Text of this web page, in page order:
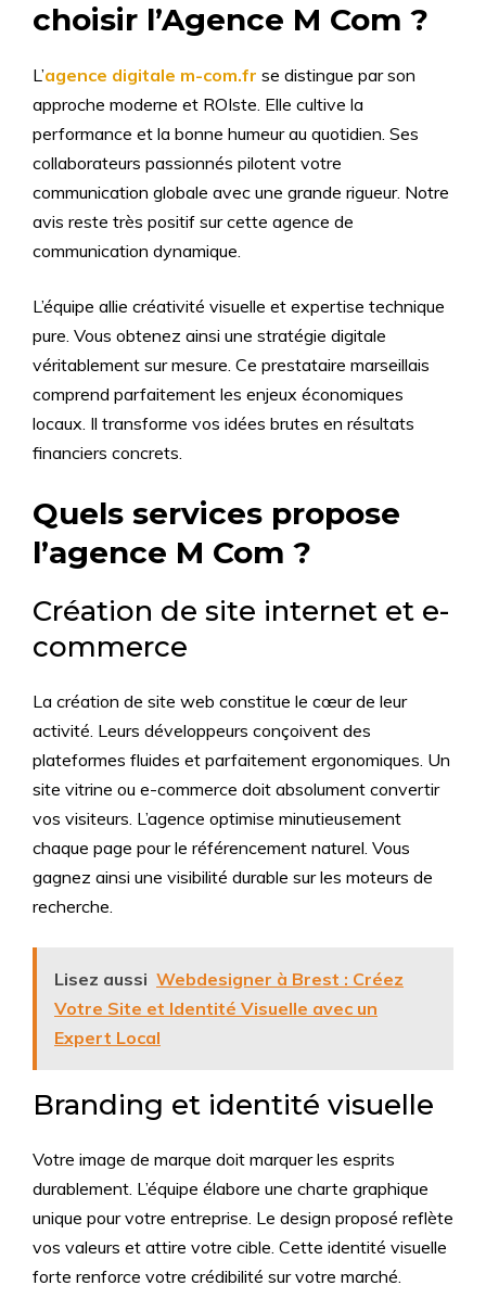
choisir l’Agence M Com ?
L’agence digitale m-com.fr se distingue par son
approche moderne et ROIste. Elle cultive la
performance et la bonne humeur au quotidien. Ses
collaborateurs passionnés pilotent votre
communication globale avec une grande rigueur. Notre
avis reste très positif sur cette agence de
communication dynamique.
L’équipe allie créativité visuelle et expertise technique
pure. Vous obtenez ainsi une stratégie digitale
véritablement sur mesure. Ce prestataire marseillais
comprend parfaitement les enjeux économiques
locaux. Il transforme vos idées brutes en résultats
financiers concrets.
Quels services propose
l’agence M Com ?
Création de site internet et e-
commerce
La création de site web constitue le cœur de leur
activité. Leurs développeurs conçoivent des
plateformes fluides et parfaitement ergonomiques. Un
site vitrine ou e-commerce doit absolument convertir
vos visiteurs. L’agence optimise minutieusement
chaque page pour le référencement naturel. Vous
gagnez ainsi une visibilité durable sur les moteurs de
recherche.
Lisez aussi Webdesigner à Brest : Créez
Votre Site et Identité Visuelle avec un
Expert Local
Branding et identité visuelle
Votre image de marque doit marquer les esprits
durablement. L’équipe élabore une charte graphique
unique pour votre entreprise. Le design proposé reflète
vos valeurs et attire votre cible. Cette identité visuelle
forte renforce votre crédibilité sur votre marché.